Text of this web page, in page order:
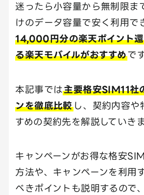
迷ったら小容量から無制限ま
けのデータ容量で安く利用で
14,000円分の楽天ポイント
る楽天モバイルがおすすめです
本記事では主要格安SIM11社
ンを徹底比較し、契約内容や
すめの契約先を解説していきま
キャンペーンがお得な格安
方法や、キャンペーンを利用
べきポイントも説明するので